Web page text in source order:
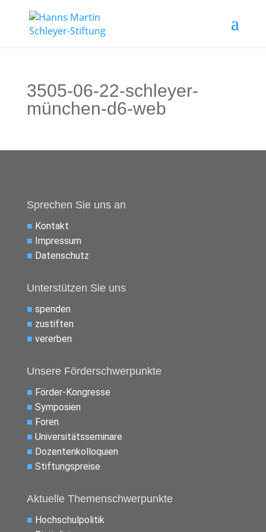
3505-06-22-schleyer-
münchen-d6-web
Sprechen Sie uns an
■ Kontakt
■ Impressum
■ Datenschutz
Unterstützen Sie uns
■ spenden
■ zustiften
■ vererben
Unsere Förderschwerpunkte
■ Förder-Kongresse
■ Symposien
■ Foren
■ Universitätsseminare
■ Dozentenkolloquien
■ Stiftungspreise
Aktuelle Themenschwerpunkte
■ Hochschulpolitik